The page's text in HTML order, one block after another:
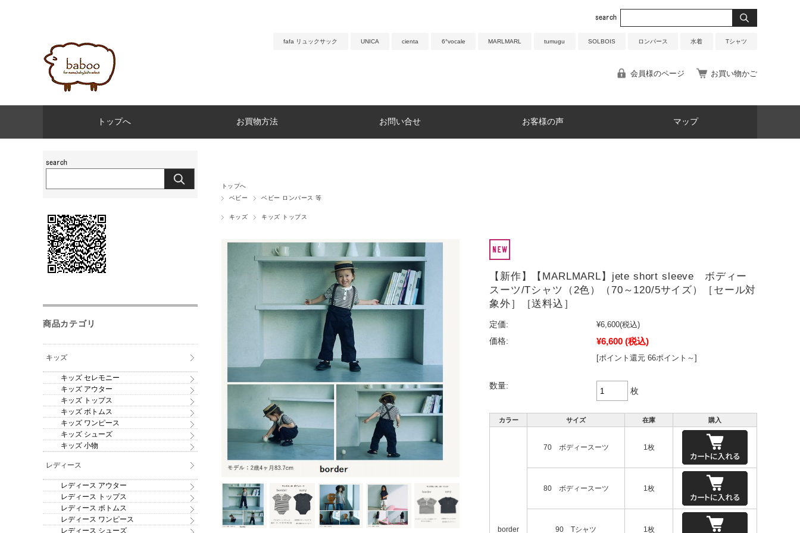
fafa リュックサック UNICA cienta 6°vocale MARLMARL tumugu SOLBOIS ロンパース 水着 Tシャツ
会員様のページ お買い物かご
トップへ お買物方法 お問い合せ お客様の声 マップ
トップへ
ベビー
ベビー ロンパース 等
キッズ キッズ トップス
【新作】【MARLMARL】jete short sleeve ボディー
スーツ/Tシャツ（2色）（70～120/5サイズ）［セール対
象外］［送料込］
定価: ¥6,600(税込)
価格:
¥6,600 (税込)
[ポイント還元 66ポイント～]
数量:
枚
カラー サイズ 在庫 購入
border
70 ボディースーツ 1枚
80 ボディースーツ 1枚
90 Tシャツ 1枚
商品カテゴリ
キッズ
キッズ セレモニー
キッズ アウター
キッズ トップス
キッズ ボトムス
キッズ ワンピース
キッズ シューズ
キッズ 小物
レディース
レディース アウター
レディース トップス
レディース ボトムス
レディース ワンピース
レディース シューズ